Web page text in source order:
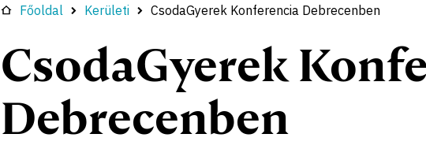
Főoldal Kerületi CsodaGyerek Konferencia Debrecenben
CsodaGyerek
Debrecenben